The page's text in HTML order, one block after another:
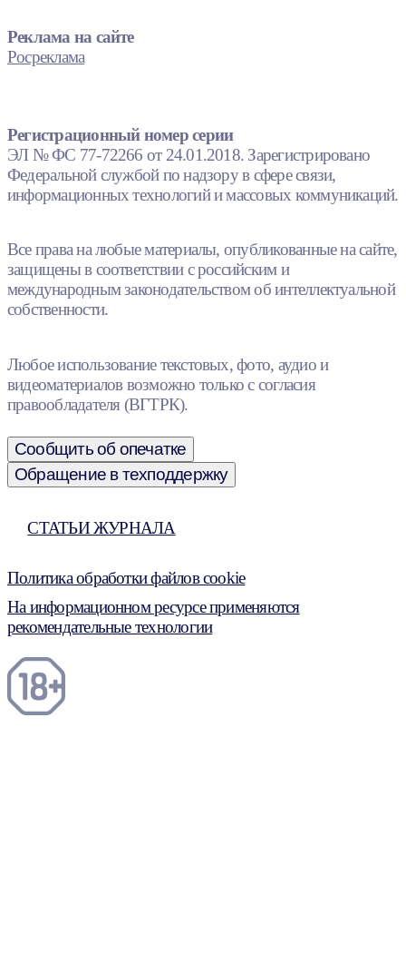
Реклама на сайте
Росреклама
Регистрационный номер серии
ЭЛ № ФС 77-72266 от 24.01.2018. Зарегистрировано
Федеральной службой по надзору в сфере связи,
информационных технологий и массовых коммуникаций.
Все права на любые материалы, опубликованные на сайте,
защищены в соответствии с российским и
международным законодательством об интеллектуальной
собственности.
Любое использование текстовых, фото, аудио и
видеоматериалов возможно только с согласия
правообладателя (ВГТРК).
Сообщить об опечатке
Обращение в техподдержку
СТАТЬИ ЖУРНАЛА
Политика обработки файлов cookie
На информационном ресурсе применяются
рекомендательные технологии